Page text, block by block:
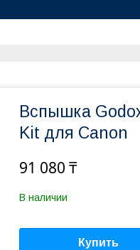
Вспышка
Kit для Canon
91 080 ₸
В наличии
Купить